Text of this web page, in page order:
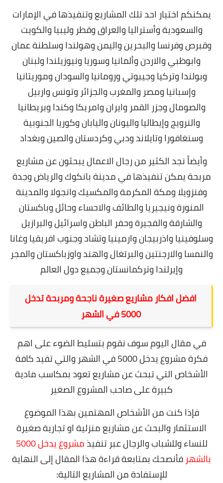
يمكنكم اختيار احد تلك المشاريع وتنفيذها في الإمارات
والسعودية وأستراليا والعراق وقطر وليبيا والكويت
وقبرص وفرنسا والبحرين واليمن وهولندا وسلطنة عمان
وابوظبي والاردن وألمانيا وسوريا ونيوزيلندا ولبنان
وبولندا وتركيا وجيبوتي ورومانيا والسودان وموريتانيا
وإسبانيا ومصر والمغرب والجزائر وتونس واربيل
والصومال وجزر القمر وايران وامريكا وكندا وبريطانيا
والنرويج وإيطاليا واليونان واليابان وكوريا الجنوبية
وسنغافورا وتايلاند ودبي وكردستان والصين وبغداد
وأيضاً نجد الكثير من رجال الاعمال يبحثون عن مشاريع
مربحة يمكن تنفيذها في مدينة بانكوك والرياض وجدة
وفنزويلا ومكة المكرمة والمكسيك وانجولا والمدينة
المنورة ونيجيريا والطائف والاحساء وحائل وباكستان
والشارقة والفجيرة وحفر الباطن واسرائيل والبرازيل
وسلوفينيا واذربيجان وارمينيا وتشاد وجنوب افريقيا وغانا
والنمسا والارجنتين والبرتغال والهند واوزباكستان والمجر
وإيرلندا وتركمانستان وجميع دول العالم
افضل افكار مشاريع صغيرة ناجحة ومربحة تدخل
5000 في الشهر
في مقال اليوم سوف نقوم بتسليط الضوء على اهم
فكرة مشروع يدخل5000في الشهر والتي تفيد كافة
الأشخاص التي تبحث عن مشاريع تعود بمكاسب مادية
كبيرة على صاحب المشروع الصغير
فإذا كنت من الأشخاص المهتمين بهذا الموضوع
الاستثمار والبحث عن مشاريع منزلية او تجارية صغيرة
للنساء وللشباب والرجال عبر تنفيذ
مشروع يدخل 5000
بالشهرفأنصحك بمتابعة قراءة هذا المقال إلى النهاية
للإستفادة من المشاريع التالية: